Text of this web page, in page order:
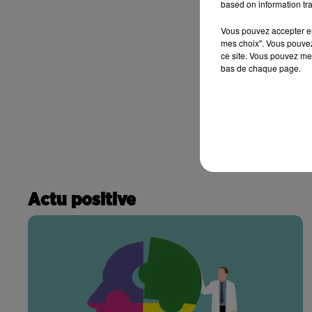
Actu positive
based on information
Vous pouvez accepter
mes choix". Vous
ce site. Vous pouvez
bas de chaque page.